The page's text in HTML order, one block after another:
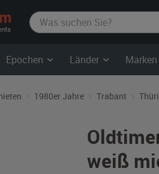
film-
autos.com
Epochen Länder Marken
1980er Jahre Trabant
weiß